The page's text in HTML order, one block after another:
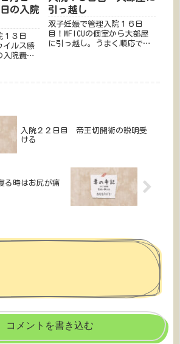
の入院
１３日
イルス感
入院費請
ること
引っ越し
双子妊娠で管理入院１６日
目！MFICUの個室から大部屋
に引っ越し。うまく順応でき
入院２２日目 帝王切開術の説明受
ける
る時はお尻が痛
コメントを書き込む